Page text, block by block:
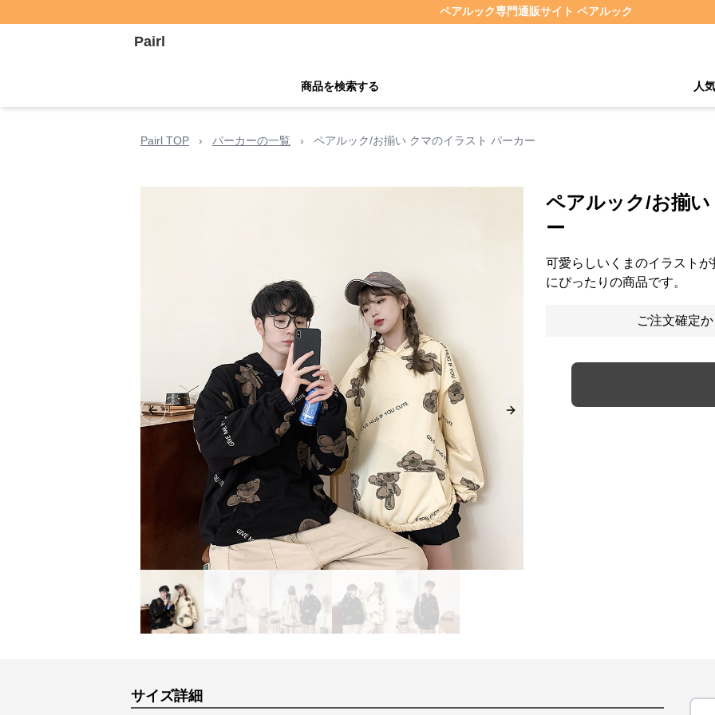
ペアルック専門通販サイト ペアルック
Pairl
商品を検索する 人
Pairl TOP › パーカーの一覧 › ペアルック/お揃い クマのイラスト パーカー
Previous slide Next slide
ペアルック/お揃
ー
可愛らしいくまのイラスト
にぴったりの商品です。
ご注文確定
サイズ詳細